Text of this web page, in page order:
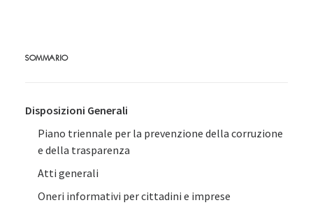
SOMMARIO
Disposizioni Generali
Piano triennale per la prevenzione della corruzione
e della trasparenza
Atti generali
Oneri informativi per cittadini e imprese